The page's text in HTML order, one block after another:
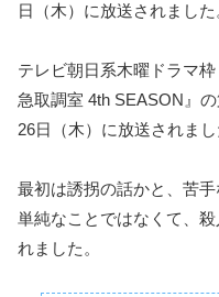
日（木）に放送されまし
テレビ朝日系木曜ドラマ
急取調室 4th SEASON』
26日（木）に放送されま
最初は誘拐の話かと、苦
単純なことではなくて、
れました。